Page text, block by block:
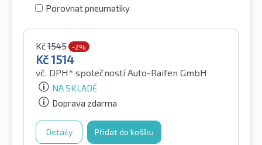
Porovnat pneumatiky
Kč1545 -2%
Kč1514
vč. DPH* společností Auto-Raifen GmbH
NA SKLADĚ
Doprava zdarma
Detaily Přidat do košíku